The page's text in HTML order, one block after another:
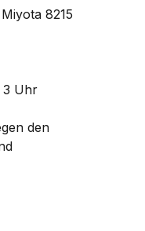
8215
3 Uhr
den